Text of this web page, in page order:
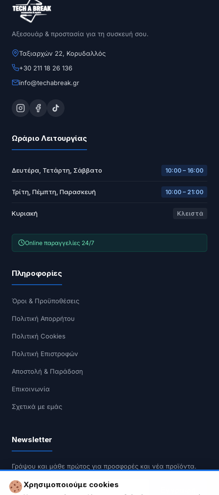
Αξεσουάρ & προστασία για τη συσκευή σου.
Ταξιαρχών 22, Κορυδαλλός
+30 211 18 26 136
info@techabreak.gr
Ωράριο Λειτουργίας
Δευτέρα, Τετάρτη, Σάββατο 10:00 – 16:00
Τρίτη, Πέμπτη, Παρασκευή 10:00 – 21:00
Κυριακή Κλειστά
Online παραγγελίες 24/7
Πληροφορίες
Όροι & Προϋποθέσεις
Πολιτική Απορρήτου
Πολιτική Cookies
Πολιτική Επιστροφών
Αποστολή & Παράδοση
Επικοινωνία
Σχετικά με εμάς
Newsletter
Γράψου και μάθε πρώτος για προσφορές και νέα προϊόντα.
Χρησιμοποιούμε cookies